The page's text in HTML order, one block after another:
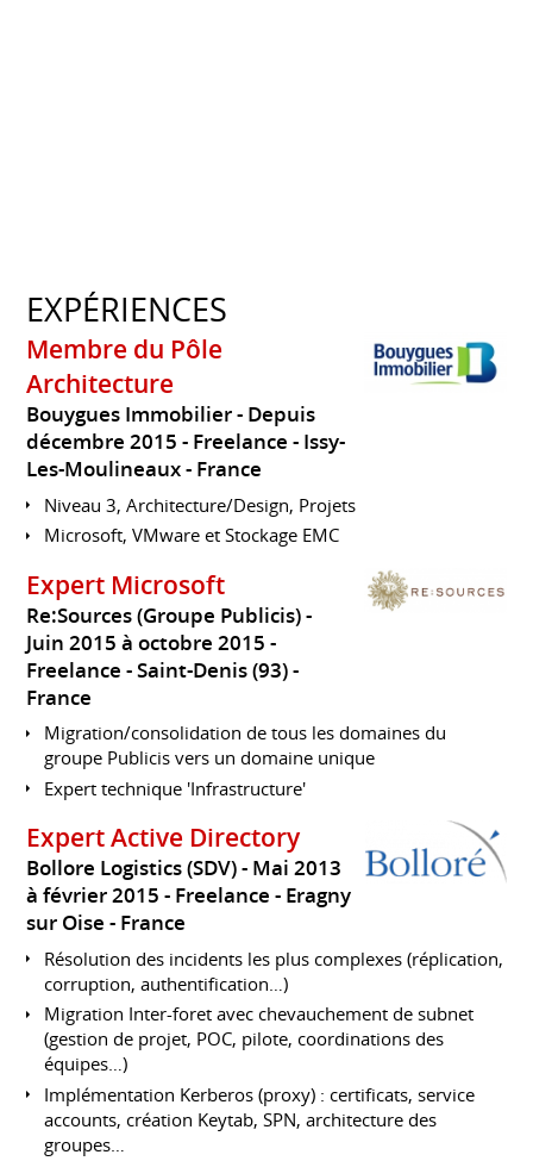
EXPÉRIENCES
Membre du Pôle
Architecture
Bouygues Immobilier
Depuis
décembre 2015 Freelance
Issy-
Les-Moulineaux
France
Niveau 3, Architecture/Design, Projets
Microsoft, VMware et Stockage EMC
Expert Microsoft
Re:Sources (Groupe Publicis)
Juin 2015 à octobre 2015
Freelance
Saint-Denis (93)
France
Migration/consolidation de tous les domaines du
groupe Publicis vers un domaine unique
Expert technique 'Infrastructure'
Expert Active Directory
Bollore Logistics (SDV)
Mai 2013
à février 2015 Freelance
Eragny
sur Oise
France
Résolution des incidents les plus complexes (réplication,
corruption, authentification…)
Migration Inter-foret avec chevauchement de subnet
(gestion de projet, POC, pilote, coordinations des
équipes…)
Implémentation Kerberos (proxy) : certificats, service
accounts, création Keytab, SPN, architecture des
groupes…